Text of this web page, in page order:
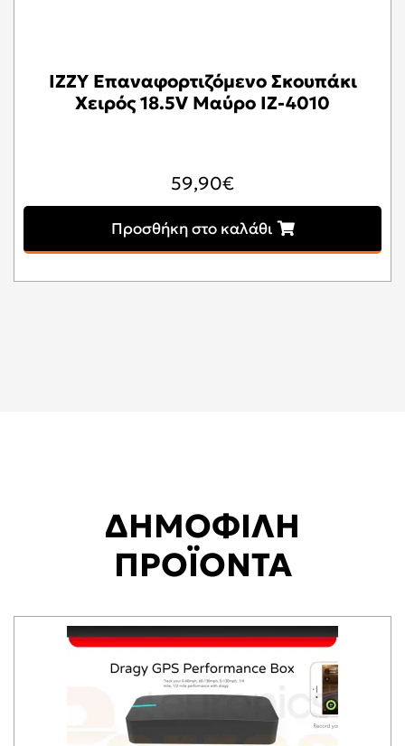
IZZY Επαναφορτιζόμενο Σκουπάκι
Χειρός 18.5V Μαύρο IZ-4010
59,90€
Προσθήκη στο καλάθι
ΔΗΜΟΦΙΛΗ
ΠΡΟΪΟΝΤΑ